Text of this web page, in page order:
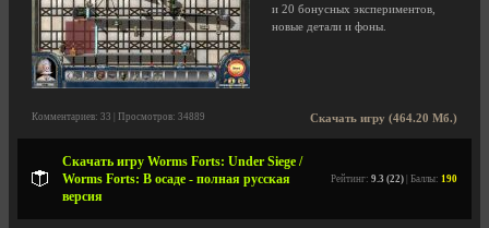
и 20 бонусных экспериментов,
новые детали и фоны.
Скачать игру (464.20 Мб.)
Комментариев: 33 | Просмотров: 34889
Скачать игру Worms Forts: Under Siege /
Worms Forts: В осаде - полная русская
версия
Рейтинг: 9.3 (22) | Баллы: 190